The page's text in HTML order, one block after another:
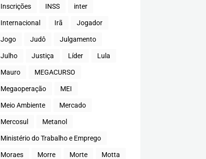
Inscrições INSS inter
Internacional Irã Jogador
Jogo Judô Julgamento
Julho Justiça Líder Lula
Mauro MEGACURSO
Megaoperação MEI
Meio Ambiente Mercado
Mercosul Metanol
Ministério do Trabalho e Emprego
Moraes Morre Morte Motta